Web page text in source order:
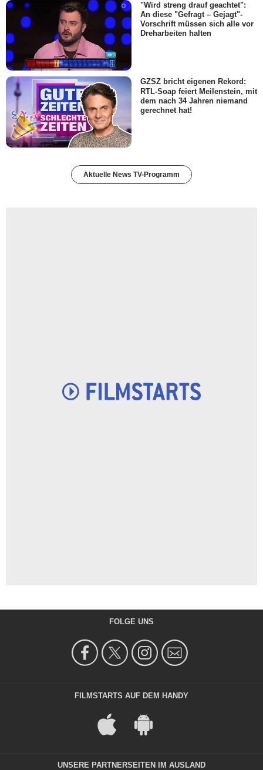
"Wird streng drauf geachtet":
An diese "Gefragt – Gejagt"-
Vorschrift müssen sich alle vor
Dreharbeiten halten
GZSZ bricht eigenen Rekord:
RTL-Soap feiert Meilenstein, mit
dem nach 34 Jahren niemand
gerechnet hat!
Aktuelle News TV-Programm
FOLGE UNS
FILMSTARTS AUF DEM HANDY
UNSERE PARTNERSEITEN IM AUSLAND